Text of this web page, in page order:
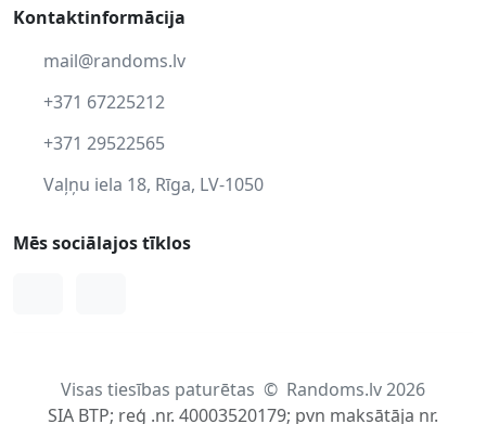
Kontaktinformācija
mail@randoms.lv
+371 67225212
+371 29522565
Vaļņu iela 18, Rīga, LV-1050
Mēs sociālajos tīklos
Visas tiesības paturētas © Randoms.lv 2026
SIA BTP; reģ .nr. 40003520179; pvn maksātāja nr.